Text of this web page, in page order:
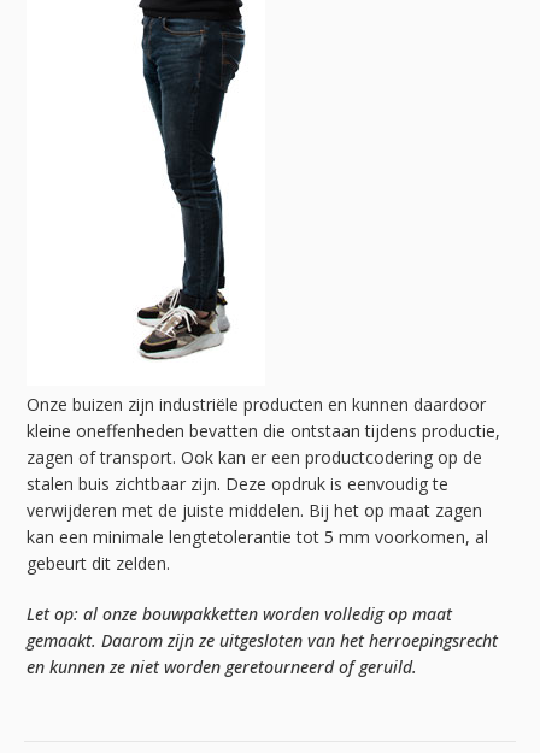
Onze buizen zijn industriële producten en kunnen daardoor
kleine oneffenheden bevatten die ontstaan tijdens productie,
zagen of transport. Ook kan er een productcodering op de
stalen buis zichtbaar zijn. Deze opdruk is eenvoudig te
verwijderen met de juiste middelen. Bij het op maat zagen
kan een minimale lengtetolerantie tot 5 mm voorkomen, al
gebeurt dit zelden.
Let op: al onze bouwpakketten worden volledig op maat
gemaakt. Daarom zijn ze uitgesloten van het herroepingsrecht
en kunnen ze niet worden geretourneerd of geruild.